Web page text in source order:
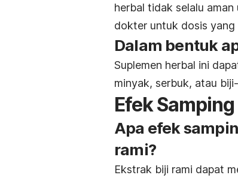
herbal tidak selalu
dokter untuk dosis
Dalam bentuk
Suplemen herbal ini
minyak, serbuk, atau
Efek Samping
Apa efek
rami?
Ekstrak biji rami dapat